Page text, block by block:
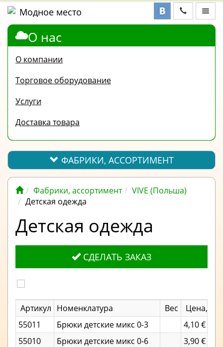
ФАБРИКИ,
ОТВЕТ
ПОЛЕЗНАЯ
ИНФОРМАЦИЯ
ВАКАНСИИ
ОПЛАТА
О нас
О компании
Торговое оборудование
Услуги
Доставка товара
ФАБРИКИ, АССОРТИМЕНТ
Фабрики, ассортимент
VIVE (Польша)
Детская одежда
Детская одежда
СДЕЛАТЬ ЗАКАЗ
Артикул Номенклатура Вес
Цена,
55011
Брюки детские микс 0-3
4,10 €
55010
Брюки детские микс 0-6
3,90 €